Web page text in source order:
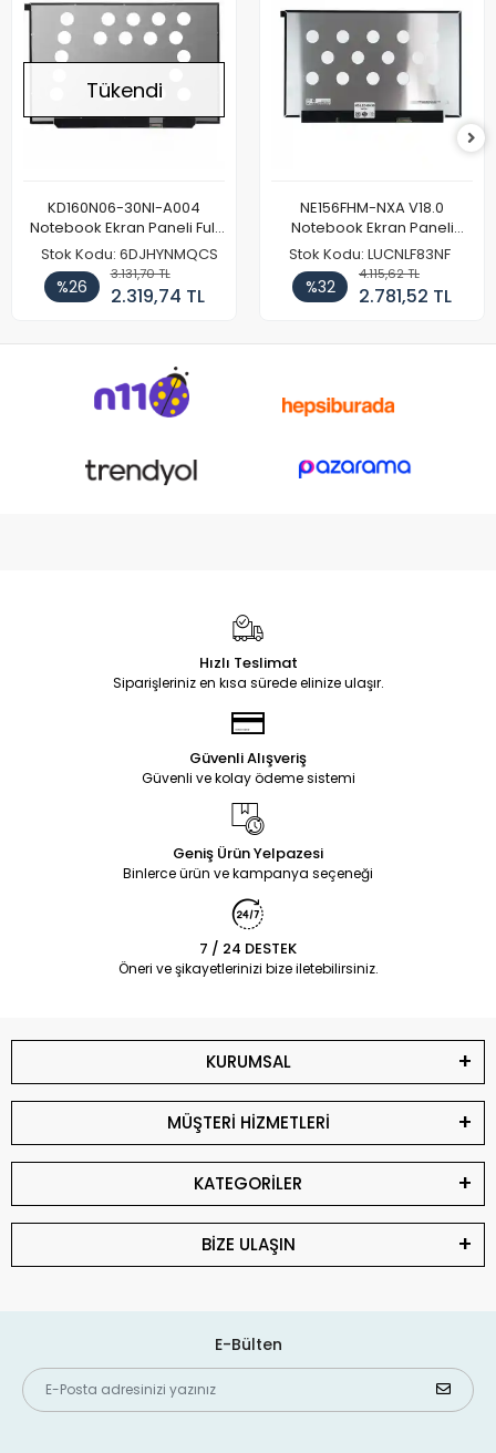
Tükendi
KD160N06-30NI-A004
Notebook Ekran Paneli Full
HD
Stok Kodu: 6DJHYNMQCS
%26
3.131,70 TL
2.319,74 TL
NE156FHM-NXA V18.0
Notebook Ekran Paneli
144Hz
Stok Kodu: LUCNLF83NF
%32
4.115,62 TL
2.781,52 TL
Hızlı Teslimat
Siparişleriniz en kısa sürede elinize ulaşır.
Güvenli Alışveriş
Güvenli ve kolay ödeme sistemi
Geniş Ürün Yelpazesi
Binlerce ürün ve kampanya seçeneği
7 / 24 DESTEK
Öneri ve şikayetlerinizi bize iletebilirsiniz.
KURUMSAL
MÜŞTERİ HİZMETLERİ
KATEGORİLER
BİZE ULAŞIN
E-Bülten